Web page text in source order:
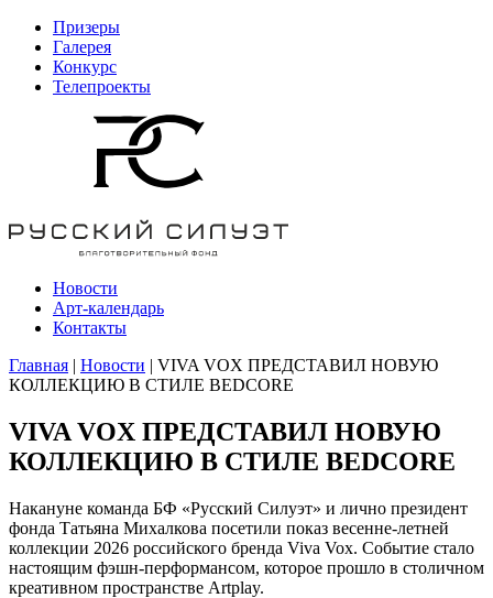
Призеры
Галерея
Конкурс
Телепроекты
Новости
Арт-календарь
Контакты
Главная | Новости | VIVA VOX ПРЕДСТАВИЛ НОВУЮ
КОЛЛЕКЦИЮ В СТИЛЕ BEDCORE
VIVA VOX ПРЕДСТАВИЛ НОВУЮ
КОЛЛЕКЦИЮ В СТИЛЕ BEDCORE
Накануне команда БФ «Русский Силуэт» и лично президент
фонда Татьяна Михалкова посетили показ весенне-летней
коллекции 2026 российского бренда Viva Vox. Событие стало
настоящим фэшн-перформансом, которое прошло в столичном
креативном пространстве Artplay.